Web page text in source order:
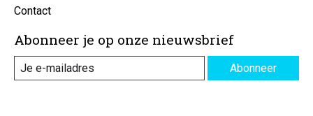
Contact
Abonneer je op onze nieuwsbrief
Abonneer